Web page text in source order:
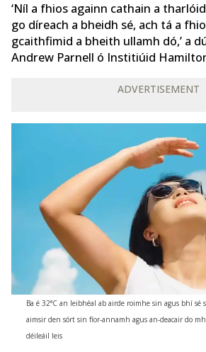
‘Níl a fhios againn cathain a
go díreach a bheidh sé, ach tá a
gcaithfimid a bheith ullamh dó,’ a
Andrew Parnell ó Institiúid
ADVERTISEMENT
Ba é 32°C an leibhéal ab airde roimhe sin agus bhí
aimsir den sórt sin fíor-annamh agus an-deacair do
déileáil leis